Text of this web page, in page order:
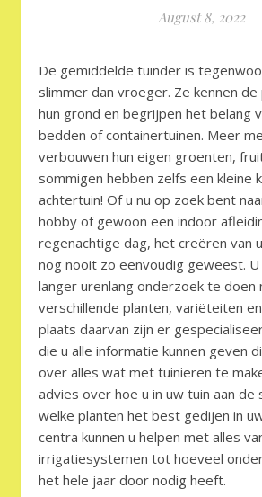
August 8, 2022
De gemiddelde tuinder is
slimmer dan vroeger. Ze kennen
hun grond en begrijpen het belang
bedden of containertuinen. Meer
verbouwen hun eigen groenten,
sommigen hebben zelfs een kleine
achtertuin! Of u nu op zoek bent
hobby of gewoon een indoor
regenachtige dag, het creëren van
nog nooit zo eenvoudig geweest.
langer urenlang onderzoek te doen
verschillende planten, variëteiten
plaats daarvan zijn er
die u alle informatie kunnen geven
over alles wat met tuinieren te
advies over hoe u in uw tuin aan de
welke planten het best gedijen in
centra kunnen u helpen met alles
irrigatiesystemen tot hoeveel
het hele jaar door nodig heeft.